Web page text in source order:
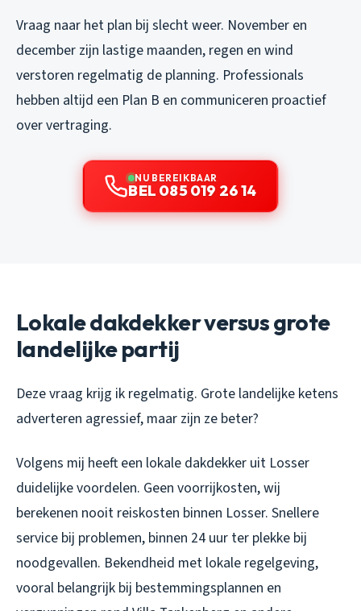
Vraag naar het plan bij slecht weer. November en
december zijn lastige maanden, regen en wind
verstoren regelmatig de planning. Professionals
hebben altijd een Plan B en communiceren proactief
over vertraging.
NU BEREIKBAAR
BEL 085 019 26 14
Lokale dakdekker versus grote
landelijke partij
Deze vraag krijg ik regelmatig. Grote landelijke ketens
adverteren agressief, maar zijn ze beter?
Volgens mij heeft een lokale dakdekker uit Losser
duidelijke voordelen. Geen voorrijkosten, wij
berekenen nooit reiskosten binnen Losser. Snellere
service bij problemen, binnen 24 uur ter plekke bij
noodgevallen. Bekendheid met lokale regelgeving,
vooral belangrijk bij bestemmingsplannen en